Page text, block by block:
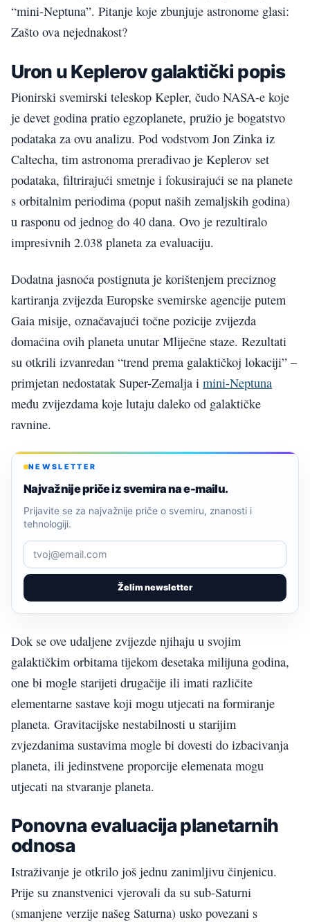
“mini-Neptuna”. Pitanje koje zbunjuje astronome glasi:
Zašto ova nejednakost?
Uron u Keplerov galaktički popis
Pionirski svemirski teleskop Kepler, čudo NASA-e koje
je devet godina pratio egzoplanete, pružio je bogatstvo
podataka za ovu analizu. Pod vodstvom Jon Zinka iz
Caltecha, tim astronoma prerađivao je Keplerov set
podataka, filtrirajući smetnje i fokusirajući se na planete
s orbitalnim periodima (poput naših zemaljskih godina)
u rasponu od jednog do 40 dana. Ovo je rezultiralo
impresivnih 2.038 planeta za evaluaciju.
Dodatna jasnoća postignuta je korištenjem preciznog
kartiranja zvijezda Europske svemirske agencije putem
Gaia misije, označavajući točne pozicije zvijezda
domaćina ovih planeta unutar Mliječne staze. Rezultati
su otkrili izvanredan “trend prema galaktičkoj lokaciji” –
primjetan nedostatak Super-Zemalja i mini-Neptuna
među zvijezdama koje lutaju daleko od galaktičke
ravnine.
NEWSLETTER
Najvažnije priče iz svemira na e-mailu.
Želim newsletter
Prijavite se za najvažnije priče o svemiru, znanosti i
tehnologiji.
Dok se ove udaljene zvijezde njihaju u svojim
galaktičkim orbitama tijekom desetaka milijuna godina,
one bi mogle starijeti drugačije ili imati različite
elementarne sastave koji mogu utjecati na formiranje
planeta. Gravitacijske nestabilnosti u starijim
zvjezdanima sustavima mogle bi dovesti do izbacivanja
planeta, ili jedinstvene proporcije elemenata mogu
utjecati na stvaranje planeta.
Ponovna evaluacija planetarnih
odnosa
Istraživanje je otkrilo još jednu zanimljivu činjenicu.
Prije su znanstvenici vjerovali da su sub-Saturni
(smanjene verzije našeg Saturna) usko povezani s